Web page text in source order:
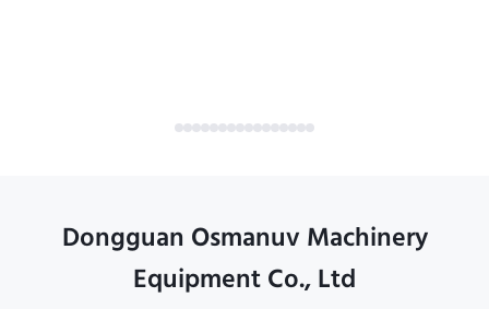
Dongguan Osmanuv Machinery
Equipment Co., Ltd